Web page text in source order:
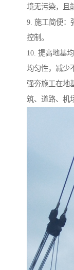
境无污染，且
9. 施工简便：
控制。
10. 提高地基
均匀性，减少
强夯施工在地
筑、道路、机